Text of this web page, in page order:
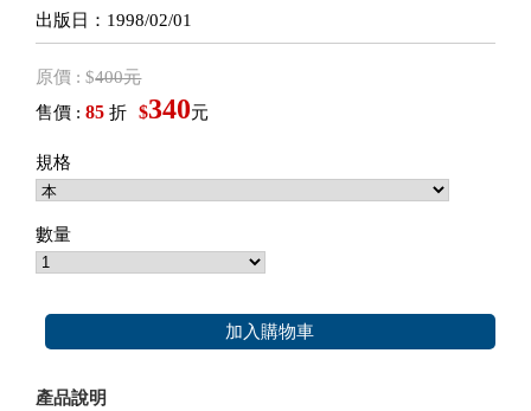
出版日：1998/02/01
原價 : $400元
售價 :85 折 $340元
規格
數量
加入購物車
產品說明